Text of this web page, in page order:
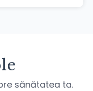
sănătatea ta.